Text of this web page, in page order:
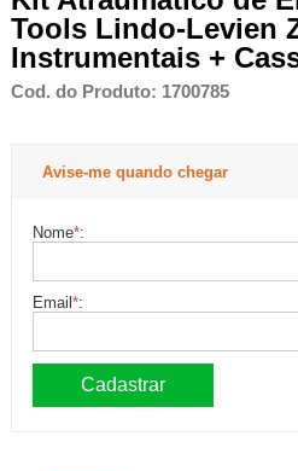
Tools Lindo-Levien
Instrumentais +
Cod. do Produto: 1700785
Avise-me quando chegar
Nome*:
Email*: